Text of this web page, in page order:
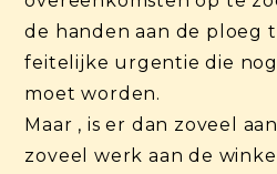
de handen aan de ploeg
feitelijke urgentie die
moet worden.
Maar , is er dan zoveel
zoveel werk aan de